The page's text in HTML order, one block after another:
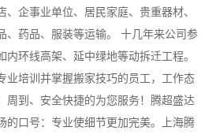
企事业单位、居民家庭、贵重器材、
、药品、服装等运输。 十几年来公司参
环线高架、延中绿地等动拆迁工程。
业培训并掌握搬家技巧的员工，工作态
周到、安全快捷的为您服务！腾超盛达
的口号：专业使细节更加完美。上海腾